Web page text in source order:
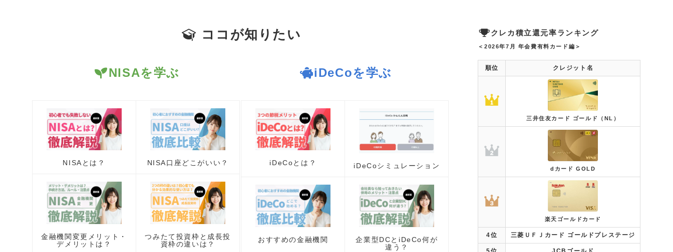
ココが知りたい
NISAを学ぶ
NISAとは？ NISA口座どこがいい？
金融機関変更メリット・
デメリットは？
つみたて投資枠と成長投
資枠の違いは？
iDeCoを学ぶ
iDeCoとは？ iDeCoシミュレーション
おすすめの金融機関
企業型DCとiDeCo何が
違う？
クレカ積立還元率ランキング
＜2026年7月 年会費有料カード編＞
順位 クレジット名
三井住友カード ゴールド（NL）
dカード GOLD
楽天ゴールドカード
4位 三菱ＵＦＪカード ゴールドプレステージ